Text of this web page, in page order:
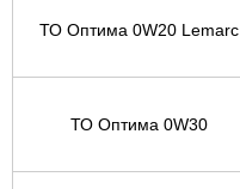
ТО Оптима 0W20 Lemarc
ТО Оптима 0W30